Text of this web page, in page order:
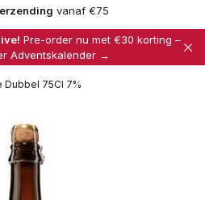
vanaf €75
Pre-order nu met €30 korting –
Adventskalender →
Dubbel 75Cl 7%